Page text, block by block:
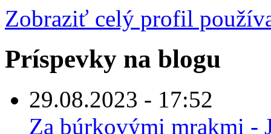
Zobraziť celý profil
Príspevky na blogu
29.08.2023 - 17:52
Za búrkovými mrakmi -